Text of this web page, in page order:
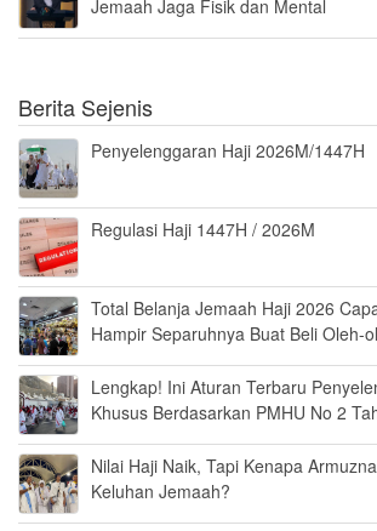
Jemaah Jaga Fisik dan Mental
Berita Sejenis
Penyelenggaran Haji 2026M/1447H
Regulasi Haji 1447H / 2026M
Total Belanja Jemaah Haji 2026
Hampir Separuhnya Buat Beli Oleh-
Lengkap! Ini Aturan Terbaru
Khusus Berdasarkan PMHU No 2
Nilai Haji Naik, Tapi Kenapa
Keluhan Jemaah?